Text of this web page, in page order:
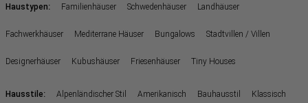
Haustypen: Familienhäuser Schwedenhäuser Landhäuser
Fachwerkhäuser Mediterrane Häuser Bungalows Stadtvillen / Villen
Designerhäuser Kubushäuser Friesenhäuser Tiny Houses
Hausstile: Alpenländischer Stil Amerikanisch Bauhausstil Klassisch